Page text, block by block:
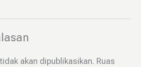
akan dipublikasikan. Ruas